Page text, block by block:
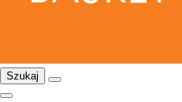
Szukaj